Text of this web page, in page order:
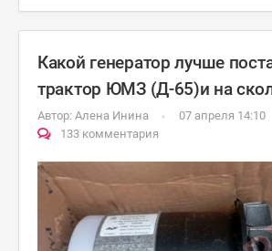
Какой генератор лучше
трактор ЮМЗ (Д-65)и на
Автор: Алена Инина
07 апреля 14:10
133 комментария